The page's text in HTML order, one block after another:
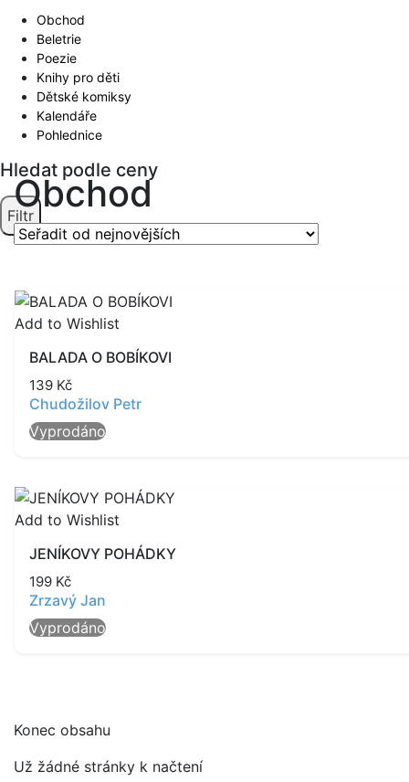
Obchod
Beletrie
Poezie
Knihy pro děti
Dětské komiksy
Kalendáře
Pohlednice
Hledat podle ceny
Filtr
Obchod
Add to Wishlist
BALADA O BOBÍKOVI
139 Kč
Chudožilov Petr
Vyprodáno
Add to Wishlist
JENÍKOVY POHÁDKY
199 Kč
Zrzavý Jan
Vyprodáno
Konec obsahu
Už žádné stránky k načtení